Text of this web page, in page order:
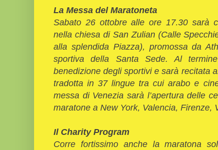
La Messa del Maratoneta
Sabato 26 ottobre alle ore 17.30 sarà
nella chiesa di San Zulian (Calle
alla splendida Piazza), promossa da
sportiva della Santa Sede. Al
benedizione degli sportivi e sarà recitata
tradotta in 37 lingue tra cui arabo e
messa di Venezia sarà l’apertura delle
maratone a New York, Valencia, Firenze,
Il Charity Program
Corre fortissimo anche la maratona